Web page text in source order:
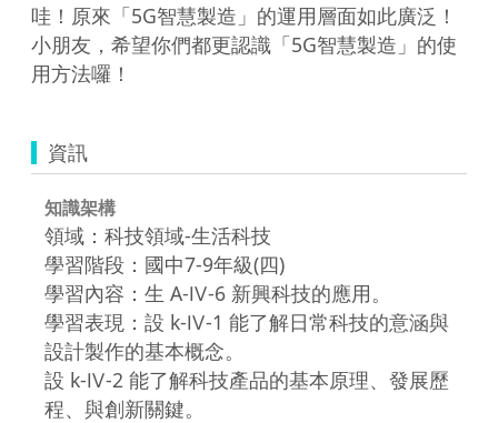
哇！原來「5G智慧製造」的運用層面如此廣泛！
小朋友，希望你們都更認識「5G智慧製造」的使
用方法囉！
資訊
知識架構
領域：科技領域-生活科技
學習階段：國中7-9年級(四)
學習內容：生 A-Ⅳ-6 新興科技的應用。
學習表現：設 k-Ⅳ-1 能了解日常科技的意涵與
設計製作的基本概念。
設 k-Ⅳ-2 能了解科技產品的基本原理、發展歷
程、與創新關鍵。